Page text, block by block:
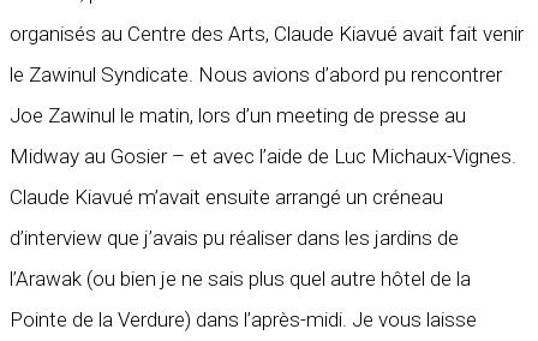
organisés au Centre des Arts, Claude Kiavué avait fait venir
le Zawinul Syndicate. Nous avions d’abord pu rencontrer
Joe Zawinul le matin, lors d’un meeting de presse au
Midway au Gosier – et avec l’aide de Luc Michaux-Vignes.
Claude Kiavué m’avait ensuite arrangé un créneau
d’interview que j’avais pu réaliser dans les jardins de
l’Arawak (ou bien je ne sais plus quel autre hôtel de la
Pointe de la Verdure) dans l’après-midi. Je vous laisse